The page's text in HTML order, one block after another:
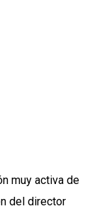
muy activa de
del director